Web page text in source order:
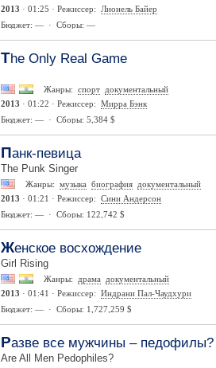
2013 · 01:25 · Режиссер: Лионель Байер
Бюджет: — · Сборы: —
The Only Real Game
Жанры: спорт документальный
2013 · 01:22 · Режиссер: Мирра Бэнк
Бюджет: — · Сборы: 5,384 $
Панк-певица
The Punk Singer
Жанры: музыка биография документальный
2013 · 01:21 · Режиссер: Сини Андерсон
Бюджет: — · Сборы: 122,742 $
Женское восхождение
Girl Rising
Жанры: драма
документальный
2013 · 01:41 · Режиссер: Индрани Пал-Чаудхури
Бюджет: — · Сборы: 1,727,259 $
Разве все мужчины – педофилы?
Are All Men Pedophiles?